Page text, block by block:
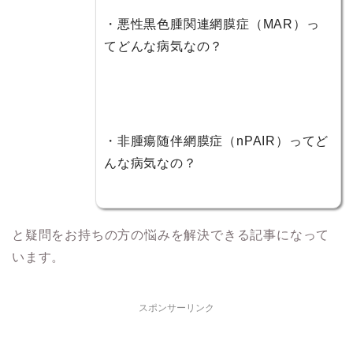
・悪性黒色腫関連網膜症（MAR）っ
てどんな病気なの？
・非腫瘍随伴網膜症（nPAIR）ってど
んな病気なの？
と疑問をお持ちの方の悩みを解決できる記事になって
います。
スポンサーリンク